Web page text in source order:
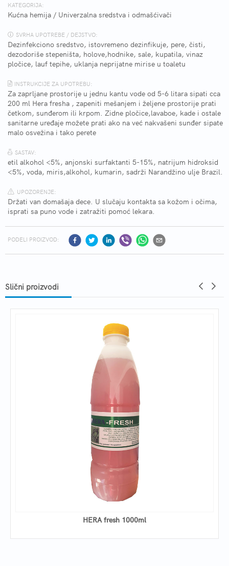
KATEGORIJA:
Kućna hemija / Univerzalna sredstva i odmašćivači
SVRHA UPOTREBE / DEJSTVO:
Dezinfekciono sredstvo, istovremeno dezinfikuje, pere, čisti,
dezodoriše stepeništa, holove,hodnike, sale, kupatila, vinaz
pločice, lauf tepihe, uklanja neprijatne mirise u toaletu
INSTRUKCIJE ZA UPOTREBU:
Za zaprljane prostorije u jednu kantu vode od 5-6 litara sipati cca
200 ml Hera fresha , zapeniti mešanjem i željene prostorije prati
četkom, sunđerom ili krpom. Zidne pločice,lavaboe, kade i ostale
sanitarne uređaje možete prati ako na već nakvašeni sunđer sipate
malo osvežina i tako perete
SASTAV:
etil alkohol <5%, anjonski surfaktanti 5-15%, natrijum hidroksid
<5%, voda, miris,alkohol, kumarin, sadrži Narandžino ulje Brazil.
UPOZORENJE:
Držati van domašaja dece. U slučaju kontakta sa kožom i očima,
isprati sa puno vode i zatražiti pomoć lekara.
PODELI PROIZVOD:
Slični proizvodi
HERA fresh 1000ml